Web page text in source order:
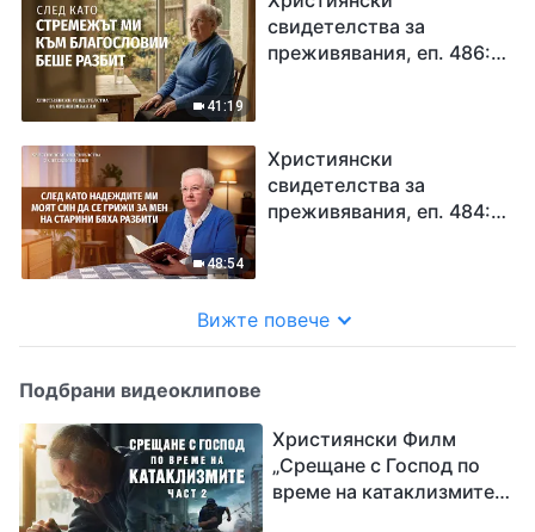
41:19
свидетелства за
преживявания, еп. 486:
48:54
Християнски
свидетелства за
преживявания, еп. 484:
разбити
Вижте повече
Подбрани видеоклипове
Християнски Филм
„Срещане с Господ по
време на катаклизмите“